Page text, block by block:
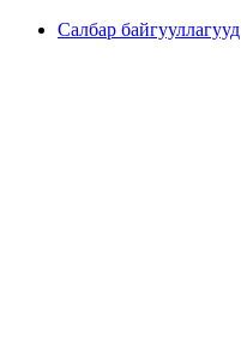
Салбар байгууллагууд